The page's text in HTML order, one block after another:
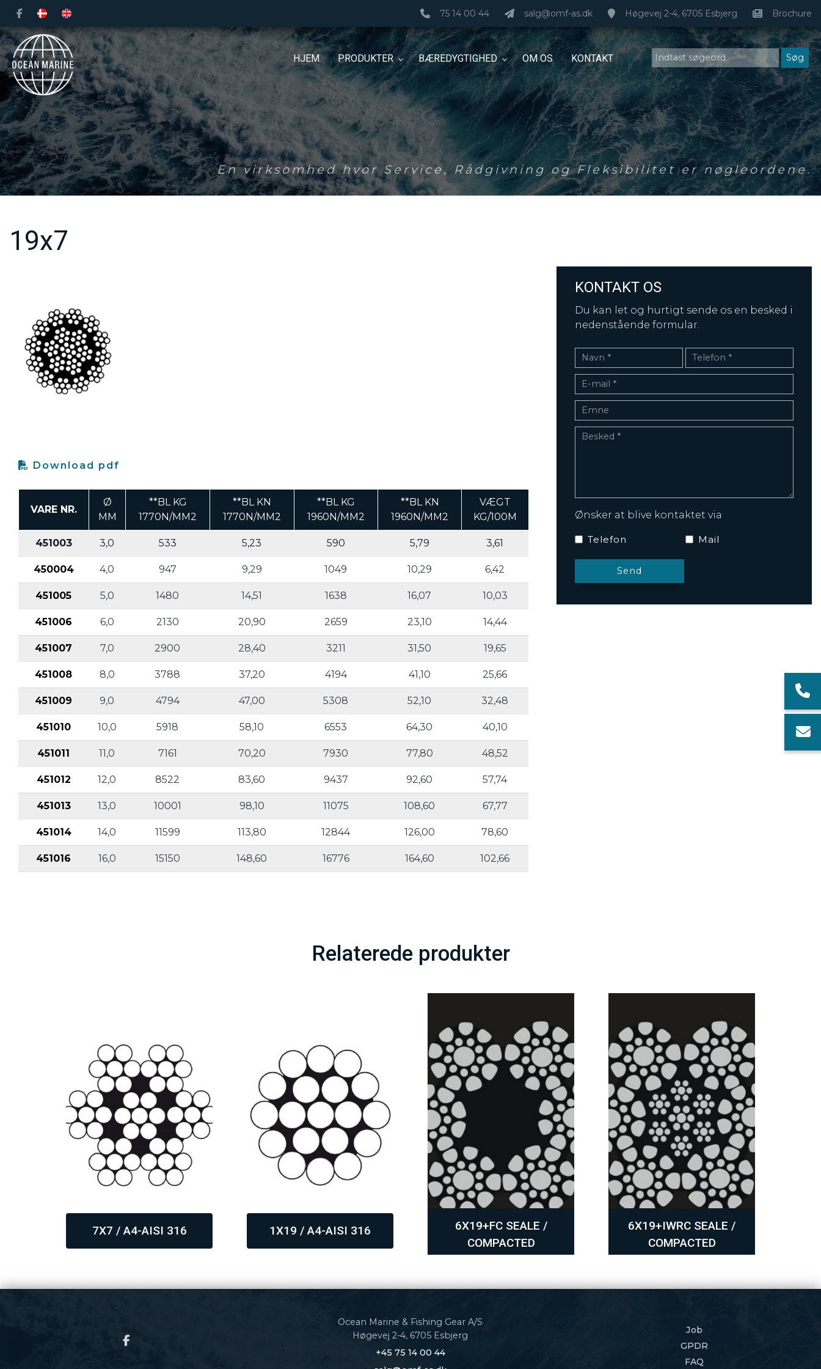
hovedindhold
75 14 00 44 salg@omf-as.dk Høgevej 2-4, 6705 Esbjerg Brochure
HJEM PRODUKTER BÆREDYGTIGHED OM OS KONTAKT
En virksomhed hvor Service, Rådgivning og Fleksibilitet er nøgleordene.
19x7
Download pdf
VARE NR.
Ø
MM
**BL KG
1770N/MM2
**BL KN
1770N/MM2
**BL KG
1960N/MM2
**BL KN
1960N/MM2
VÆGT
KG/100M
451003 3,0 533 5,23 590 5,79 3,61
450004 4,0 947 9,29 1049 10,29 6,42
451005 5,0 1480 14,51 1638 16,07 10,03
451006 6,0 2130 20,90 2659 23,10 14,44
451007 7,0 2900 28,40 3211 31,50 19,65
451008 8,0 3788 37,20 4194 41,10 25,66
451009 9,0 4794 47,00 5308 52,10 32,48
451010 10,0 5918 58,10 6553 64,30 40,10
451011 11,0 7161 70,20 7930 77,80 48,52
451012 12,0 8522 83,60 9437 92,60 57,74
451013 13,0 10001 98,10 11075 108,60 67,77
451014 14,0 11599 113,80 12844 126,00 78,60
451016 16,0 15150 148,60 16776 164,60 102,66
KONTAKT OS
Du kan let og hurtigt sende os en besked i
nedenstående formular.
Ønsker at blive kontaktet via
Mail
Telefon
Relaterede produkter
7X7 / A4-AISI 316 1X19 / A4-AISI 316
6X19+FC SEALE /
COMPACTED
6X19+IWRC SEALE /
COMPACTED
Ocean Marine & Fishing Gear A/S
Høgevej 2-4, 6705 Esbjerg
+45 75 14 00 44
Job
GPDR
FAQ